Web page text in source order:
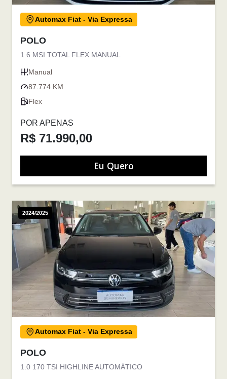
Automax Fiat - Via Expressa
POLO
1.6 MSI TOTAL FLEX MANUAL
Manual
87.774 KM
Flex
POR APENAS
R$ 71.990,00
Eu Quero
2024/2025
Automax Fiat - Via Expressa
POLO
1.0 170 TSI HIGHLINE AUTOMÁTICO